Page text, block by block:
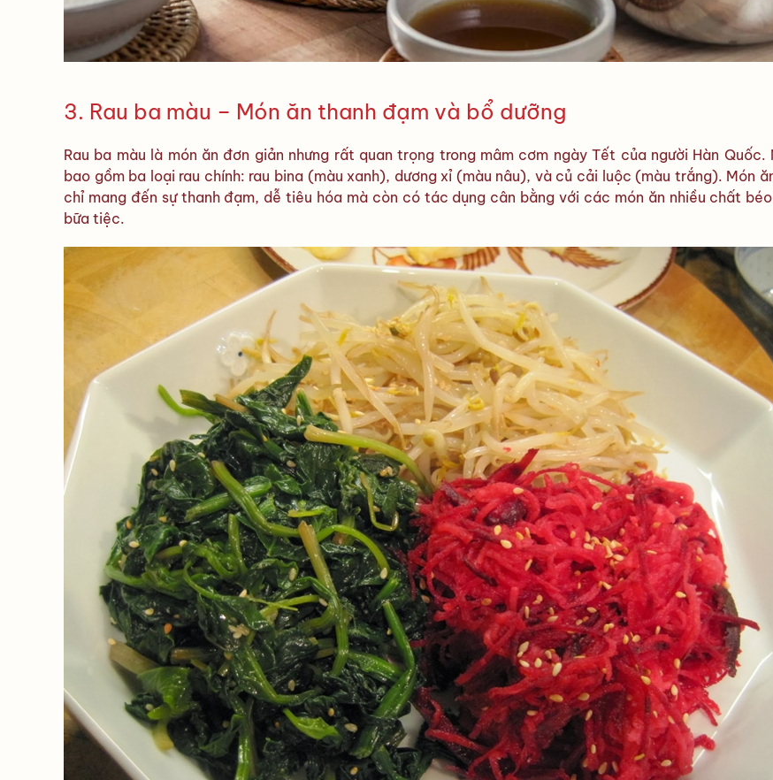
3. Rau ba màu – Món ăn thanh đạm và bổ dưỡng
Rau ba màu là món ăn đơn giản nhưng rất quan trọng trong mâm cơm ngày Tết của người Hàn Quốc.
bao gồm ba loại rau chính: rau bina (màu xanh), dương xỉ (màu nâu), và củ cải luộc (màu trắng). Món
chỉ mang đến sự thanh đạm, dễ tiêu hóa mà còn có tác dụng cân bằng với các món ăn nhiều chất
bữa tiệc.